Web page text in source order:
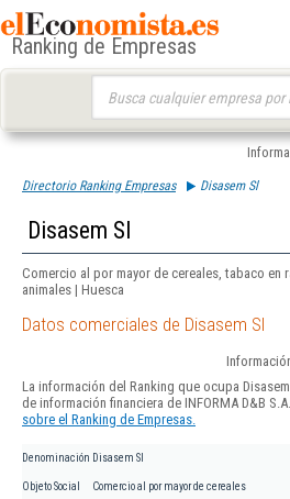
Ranking de Empresas
Directorio Ranking Empresas Disasem Sl
Disasem Sl
Comercio al por mayor de cereales, tabaco en
animales | Huesca
Datos comerciales de Disasem Sl
La información del Ranking que ocupa
de información financiera de INFORMA D&B
sobre el Ranking de Empresas.
Denominación Disasem Sl
Objeto Social Comercio al por mayor de cereales